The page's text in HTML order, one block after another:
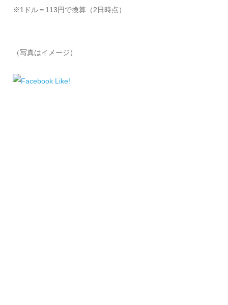
※1ドル＝113円で換算（2日時点）
（写真はイメージ）